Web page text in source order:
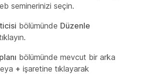
seminerinizi seçin.
bölümünde Düzenle
bölümünde mevcut bir arka
+ işaretine tıklayarak